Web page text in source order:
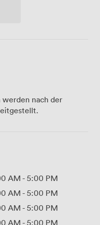
nach der
AM- 5:00 PM
AM- 5:00 PM
AM- 5:00 PM
AM- 5:00 PM